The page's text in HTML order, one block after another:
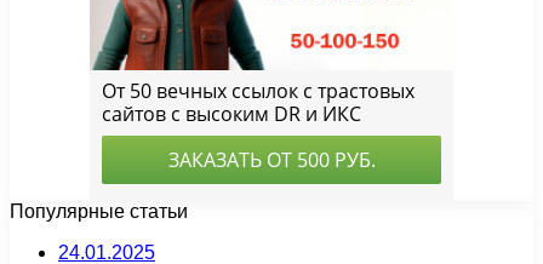
Популярные статьи
24.01.2025